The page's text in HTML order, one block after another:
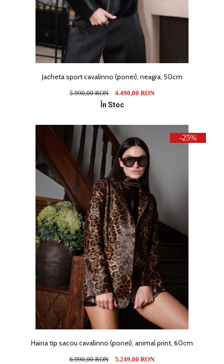
Jacheta sport cavalinno (ponei), neagra, 50cm
5.990,00 RON 4.490,00 RON
În Stoc
-25%
Haina tip sacou cavalinno (ponei), animal print, 60cm
6.990,00 RON 5.249,00 RON